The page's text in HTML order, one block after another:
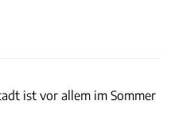
ist vor allem im Sommer